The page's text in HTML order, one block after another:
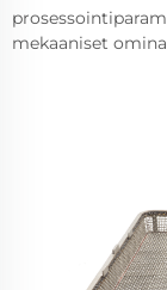
mekaaniset